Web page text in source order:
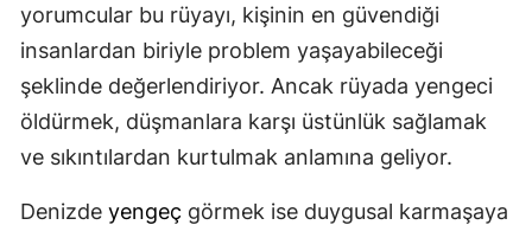
yorumcular bu rüyayı, kişinin en güvendiği
insanlardan biriyle problem yaşayabileceği
şeklinde değerlendiriyor. Ancak rüyada yengeci
öldürmek, düşmanlara karşı üstünlük sağlamak
ve sıkıntılardan kurtulmak anlamına geliyor.
Denizde yengeç görmek ise duygusal karmaşaya